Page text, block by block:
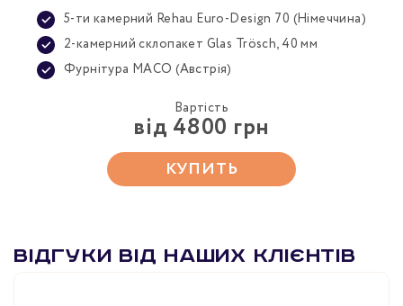
5-ти камерний Rehau Euro-Design 70 (Німеччина)
2-камерний склопакет Glas Trösch, 40 мм
Фурнітура MACO (Австрія)
Вартість
від 4800 грн
КУПИТЬ
Відгуки від наших клієнтів